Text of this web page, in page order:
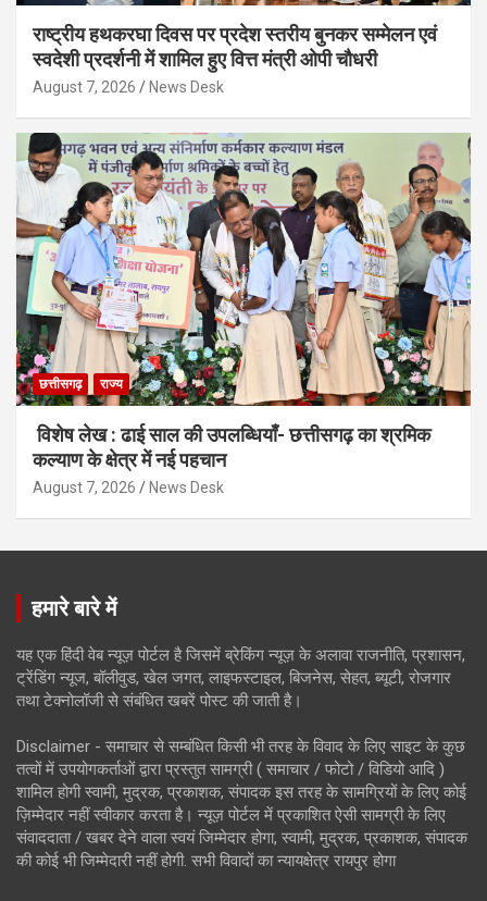
राष्ट्रीय हथकरघा दिवस पर प्रदेश स्तरीय बुनकर सम्मेलन एवं
स्वदेशी प्रदर्शनी में शामिल हुए वित्त मंत्री ओपी चौधरी
August 7, 2026 News Desk
छत्तीसगढ़ राज्य
विशेष लेख : ढाई साल की उपलब्धियाँ- छत्तीसगढ़ का श्रमिक
कल्याण के क्षेत्र में नई पहचान
August 7, 2026 News Desk
हमारे बारे में
यह एक हिंदी वेब न्यूज़ पोर्टल है जिसमें ब्रेकिंग न्यूज़ के अलावा राजनीति, प्रशासन,
ट्रेंडिंग न्यूज, बॉलीवुड, खेल जगत, लाइफस्टाइल, बिजनेस, सेहत, ब्यूटी, रोजगार
तथा टेक्नोलॉजी से संबंधित खबरें पोस्ट की जाती है।
Disclaimer - समाचार से सम्बंधित किसी भी तरह के विवाद के लिए साइट के कुछ
तत्वों में उपयोगकर्ताओं द्वारा प्रस्तुत सामग्री ( समाचार / फोटो / विडियो आदि )
शामिल होगी स्वामी, मुद्रक, प्रकाशक, संपादक इस तरह के सामग्रियों के लिए कोई
ज़िम्मेदार नहीं स्वीकार करता है। न्यूज़ पोर्टल में प्रकाशित ऐसी सामग्री के लिए
संवाददाता / खबर देने वाला स्वयं जिम्मेदार होगा, स्वामी, मुद्रक, प्रकाशक, संपादक
की कोई भी जिम्मेदारी नहीं होगी. सभी विवादों का न्यायक्षेत्र रायपुर होगा